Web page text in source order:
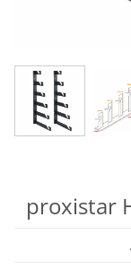
proxistar